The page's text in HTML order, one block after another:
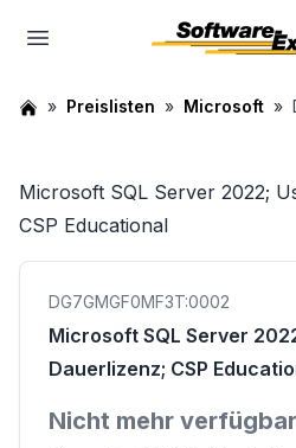
Preislisten Microsoft
Microsoft SQL Server 2022;
CSP Educational
DG7GMGF0MF3T:0002
Microsoft SQL Server
Dauerlizenz; CSP
Nicht mehr verfügbar